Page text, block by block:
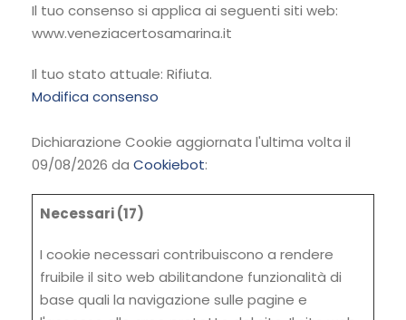
Il tuo consenso si applica ai seguenti siti web:
www.veneziacertosamarina.it
Il tuo stato attuale: Rifiuta.
Modifica consenso
Dichiarazione Cookie aggiornata l'ultima volta il
09/08/2026 da Cookiebot:
Necessari (17)
I cookie necessari contribuiscono a rendere
fruibile il sito web abilitandone funzionalità di
base quali la navigazione sulle pagine e